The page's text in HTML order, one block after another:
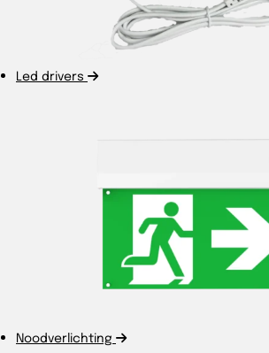
Led drivers
Noodverlichting